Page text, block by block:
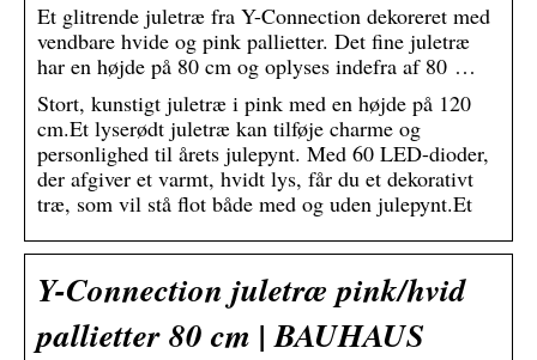
Et glitrende juletræ fra Y-Connection dekoreret med
vendbare hvide og pink pallietter. Det fine juletræ
har en højde på 80 cm og oplyses indefra af 80 …
Stort, kunstigt juletræ i pink med en højde på 120
cm.Et lyserødt juletræ kan tilføje charme og
personlighed til årets julepynt. Med 60 LED-dioder,
der afgiver et varmt, hvidt lys, får du et dekorativt
træ, som vil stå flot både med og uden julepynt.Et
Y-Connection juletræ pink/hvid
pallietter 80 cm | BAUHAUS